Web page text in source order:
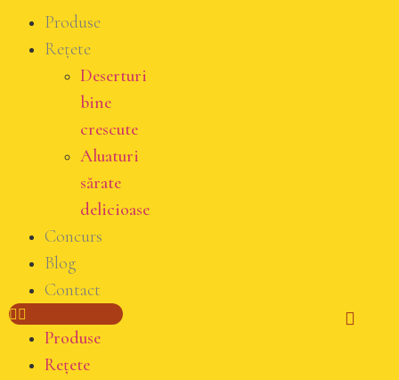
Produse
Rețete
Deserturi
bine
crescute
Aluaturi
sărate
delicioase
Concurs
Blog
Contact
Produse
Rețete